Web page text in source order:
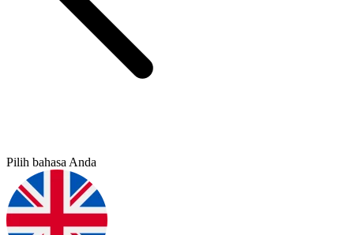
Pilih bahasa Anda